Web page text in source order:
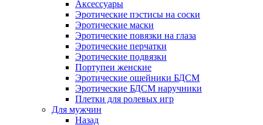
Аксессуары
Эротические пэстисы на соски
Эротические маски
Эротические повязки на глаза
Эротические перчатки
Эротические подвязки
Портупеи женские
Эротические ошейники БДСМ
Эротические БДСМ наручники
Плетки для ролевых игр
Для мужчин
Назад